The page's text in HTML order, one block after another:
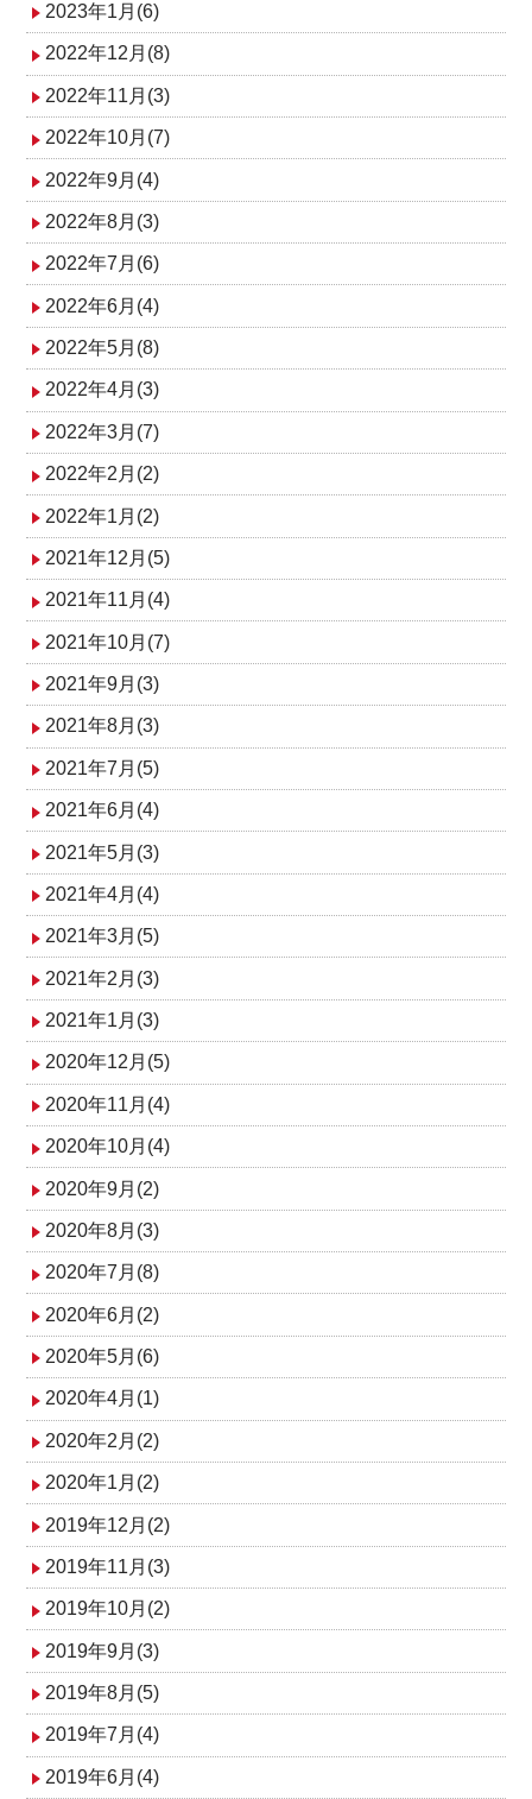
2023年1月(6)
2022年12月(8)
2022年11月(3)
2022年10月(7)
2022年9月(4)
2022年8月(3)
2022年7月(6)
2022年6月(4)
2022年5月(8)
2022年4月(3)
2022年3月(7)
2022年2月(2)
2022年1月(2)
2021年12月(5)
2021年11月(4)
2021年10月(7)
2021年9月(3)
2021年8月(3)
2021年7月(5)
2021年6月(4)
2021年5月(3)
2021年4月(4)
2021年3月(5)
2021年2月(3)
2021年1月(3)
2020年12月(5)
2020年11月(4)
2020年10月(4)
2020年9月(2)
2020年8月(3)
2020年7月(8)
2020年6月(2)
2020年5月(6)
2020年4月(1)
2020年2月(2)
2020年1月(2)
2019年12月(2)
2019年11月(3)
2019年10月(2)
2019年9月(3)
2019年8月(5)
2019年7月(4)
2019年6月(4)